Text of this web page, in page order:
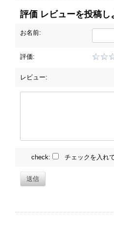
評価 レビューを投稿し
お名前:
評価:
レビュー:
check: チェックを入れ
送信